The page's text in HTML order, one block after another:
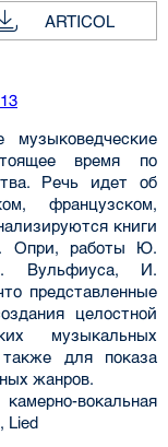
ARTICOL
музыковедческие
время по
Речь идет об
французском,
книги
Опри, работы Ю.
Вульфиуса, И.
представленные
целостной
музыкальных
для показа
жанров.
вокальная
Lied